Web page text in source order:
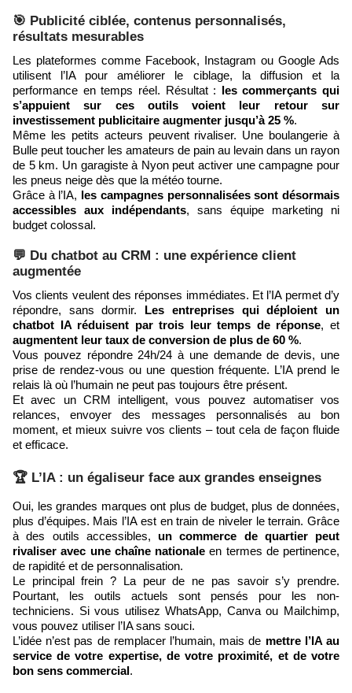
🎯 Publicité ciblée, contenus personnalisés,
résultats mesurables
Les plateformes comme Facebook, Instagram ou Google Ads
utilisent l’IA pour améliorer le ciblage, la diffusion et la
performance en temps réel. Résultat : les commerçants qui
s’appuient sur ces outils voient leur retour sur
investissement publicitaire augmenter jusqu’à 25 %.
Même les petits acteurs peuvent rivaliser. Une boulangerie à
Bulle peut toucher les amateurs de pain au levain dans un rayon
de 5 km. Un garagiste à Nyon peut activer une campagne pour
les pneus neige dès que la météo tourne.
Grâce à l’IA, les campagnes personnalisées sont désormais
accessibles aux indépendants, sans équipe marketing ni
budget colossal.
💬 Du chatbot au CRM : une expérience client
augmentée
Vos clients veulent des réponses immédiates. Et l’IA permet d’y
répondre, sans dormir. Les entreprises qui déploient un
chatbot IA réduisent par trois leur temps de réponse, et
augmentent leur taux de conversion de plus de 60 %.
Vous pouvez répondre 24h/24 à une demande de devis, une
prise de rendez-vous ou une question fréquente. L’IA prend le
relais là où l’humain ne peut pas toujours être présent.
Et avec un CRM intelligent, vous pouvez automatiser vos
relances, envoyer des messages personnalisés au bon
moment, et mieux suivre vos clients – tout cela de façon fluide
et efficace.
🏆 L’IA : un égaliseur face aux grandes enseignes
Oui, les grandes marques ont plus de budget, plus de données,
plus d’équipes. Mais l’IA est en train de niveler le terrain. Grâce
à des outils accessibles, un commerce de quartier peut
rivaliser avec une chaîne nationale en termes de pertinence,
de rapidité et de personnalisation.
Le principal frein ? La peur de ne pas savoir s’y prendre.
Pourtant, les outils actuels sont pensés pour les non-
techniciens. Si vous utilisez WhatsApp, Canva ou Mailchimp,
vous pouvez utiliser l’IA sans souci.
L’idée n’est pas de remplacer l’humain, mais de mettre l’IA au
service de votre expertise, de votre proximité, et de votre
bon sens commercial.